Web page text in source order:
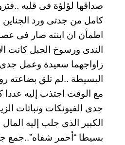
صداقها لؤلؤة فى قلبه
كامل من جدتى ورد
اطمأن ان ابنته صار فى
الندى ورسوخ الجبل كانت
زاواجهما سعيدة وعمل جدى
البسيطة ..لم تلق بضاعته
مع الوقت اجتذب إليه عددا
جدى الفيونكات ونباتات
الكبير الذى جلب إليه
بسيطا “أحمر شفاه”..جمع